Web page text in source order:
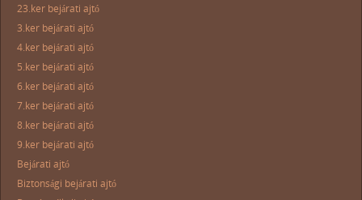
23.ker bejárati ajtó
3.ker bejárati ajtó
4.ker bejárati ajtó
5.ker bejárati ajtó
6.ker bejárati ajtó
7.ker bejárati ajtó
8.ker bejárati ajtó
9.ker bejárati ajtó
Bejárati ajtó
Biztonsági bejárati ajtó